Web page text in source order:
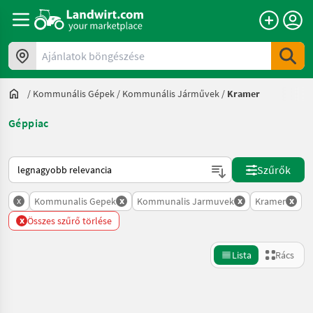
Ajánlatok böngészése
/ Kommunális Gépek / Kommunális Járművek / Kramer
Géppiac
Így van sorba rendezve a Landwirt.com-on
Szűrők
x Kommunalis Gepek x Kommunalis Jarmuvek x Kramer x
x Összes szűrő törlése
Lista Rács